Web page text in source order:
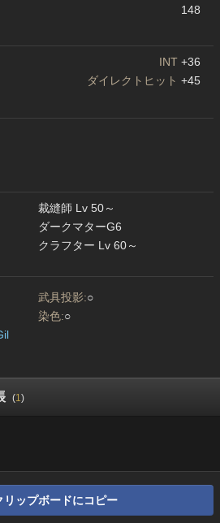
148
INT +36
ダイレクトヒット +45
裁縫師 Lv 50～
ダークマターG6
クラフター Lv 60～
武具投影:○
染色:○
(1)
リップボードにコピー